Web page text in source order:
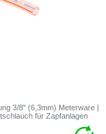
3/8" (6,3mm) Meterware |
für Zapfanlagen